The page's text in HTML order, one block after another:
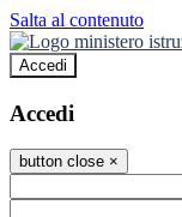
Salta al contenuto
Accedi
Accedi
button close ×